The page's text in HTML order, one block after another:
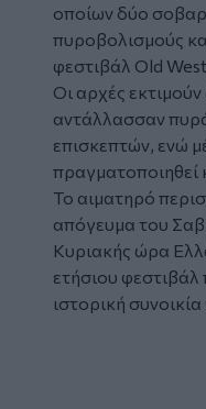
οποίων δύο
πυροβολισμούς
φεστιβάλ Old
Οι αρχές
αντάλλασσαν
επισκεπτών, ενώ
πραγματοποιηθεί
Το αιματηρό
απόγευμα του
Κυριακής ώρα
ετήσιου
ιστορική